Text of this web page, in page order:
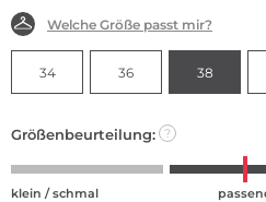
Welche Größe passt mir?
34 36 38
Größenbeurteilung: ?
klein / schmal